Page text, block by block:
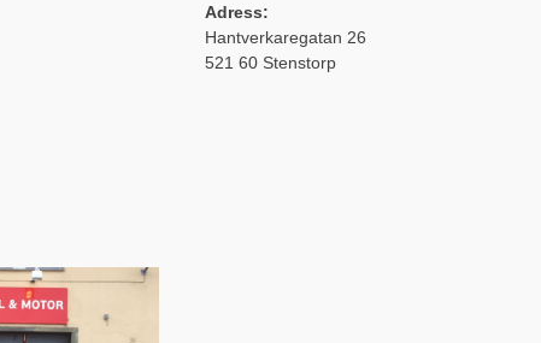
Adress:
Hantverkaregatan 26
521 60 Stenstorp